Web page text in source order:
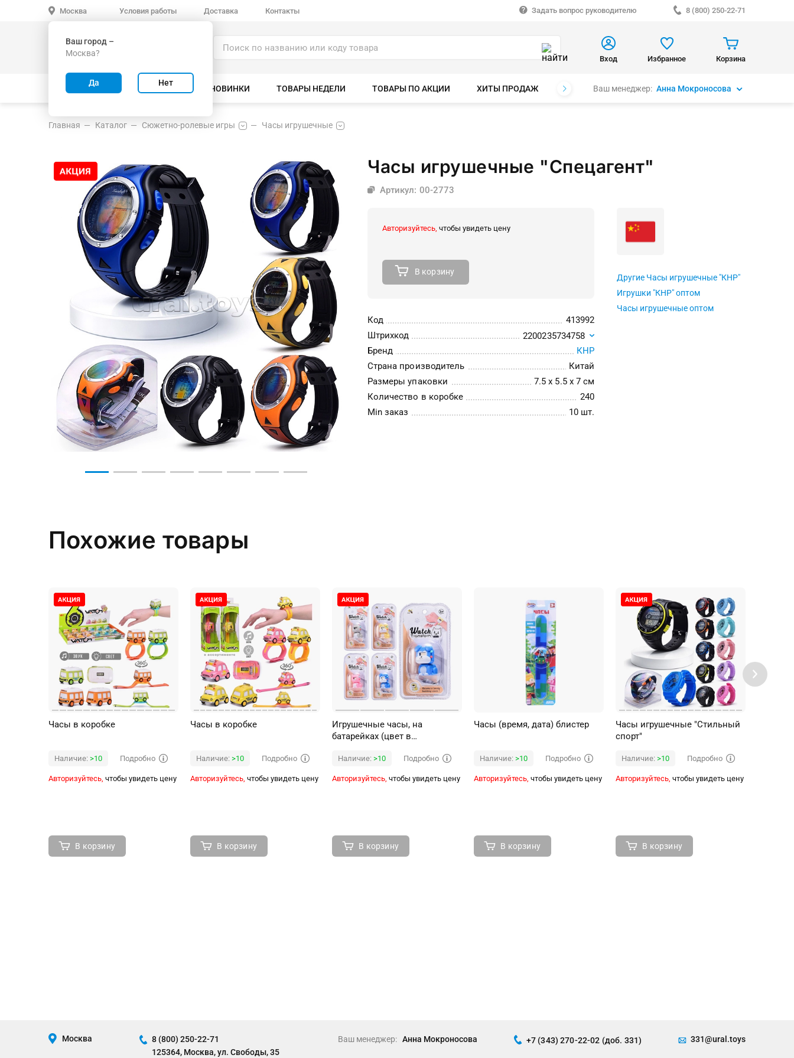
Москва
Ваш город –
Москва?
Да Нет
Условия работы Доставка Контакты Задать вопрос руководителю 8 (800) 250-22-71
Вход Избранное Корзина
ВСЕ ТОВАРЫ ВЕЛОСИПЕДЫ НОВИНКИ ТОВАРЫ НЕДЕЛИ ТОВАРЫ ПО АКЦИИ ХИТЫ ПРОДАЖ БРЕНДЫВаш менеджер: Анна Мокроносова
Главная Каталог Сюжетно-ролевые игры Часы игрушечные
Часы игрушечные "Спецагент"
Артикул: 00-2773
Авторизуйтесь, чтобы увидеть цену
В корзину
Код
413992
Штрихкод
2200235734758
Бренд
КНР
Страна производитель
Китай
Размеры упаковки
7.5 x 5.5 x 7 см
Количество в коробке
240
Min заказ
10 шт.
Другие Часы игрушечные "КНР"
Игрушки "КНР" оптом
Часы игрушечные оптом
Похожие товары
Часы в коробке
Наличие: >10 Подробно
Авторизуйтесь, чтобы увидеть цену
В корзину
Часы в коробке
Наличие: >10 Подробно
Авторизуйтесь, чтобы увидеть цену
В корзину
Игрушечные часы, на
батарейках (цвет в
Наличие: >10 Подробно
Авторизуйтесь, чтобы увидеть цену
В корзину
Часы (время, дата) блистер
Наличие: >10 Подробно
Авторизуйтесь, чтобы увидеть цену
В корзину
Часы игрушечные "Стильный
спорт"
Наличие: >10 Подробно
Авторизуйтесь, чтобы увидеть цену
В корзину
Москва
8 (800) 250-22-71
125364, Москва, ул. Свободы, 35
Ваш менеджер: Анна Мокроносова +7 (343) 270-22-02 (доб. 331) 331@ural.toys